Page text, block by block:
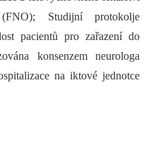
Studijní protokolje
pacientů pro zařazení do
konsenzem neurologa
na iktové jednotce